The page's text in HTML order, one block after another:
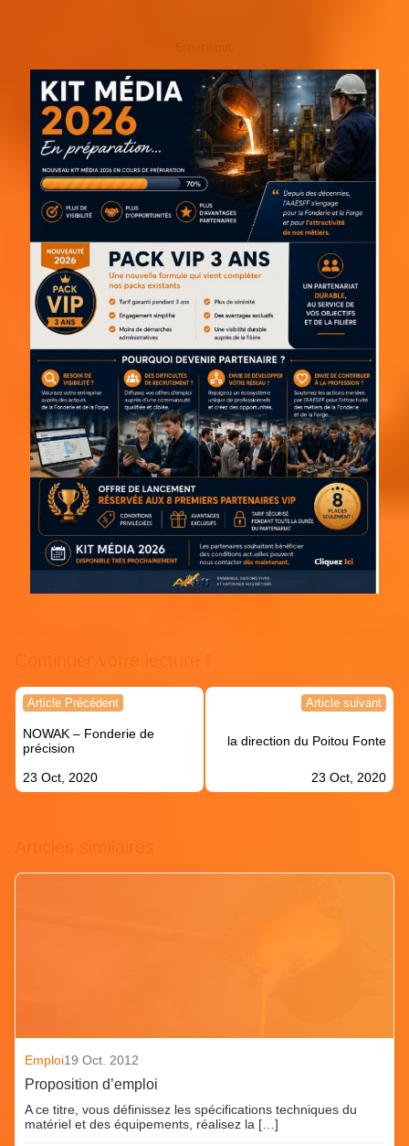
Navigation
l’article
Article Précédent
NOWAK – Fonderie de
précision
23 Oct, 2020
Article suivant
la direction du Poitou Fonte
23 Oct, 2020
Emploi19 Oct. 2012
Proposition d’emploi
A ce titre, vous définissez les spécifications techniques du
matériel et des équipements, réalisez la […]